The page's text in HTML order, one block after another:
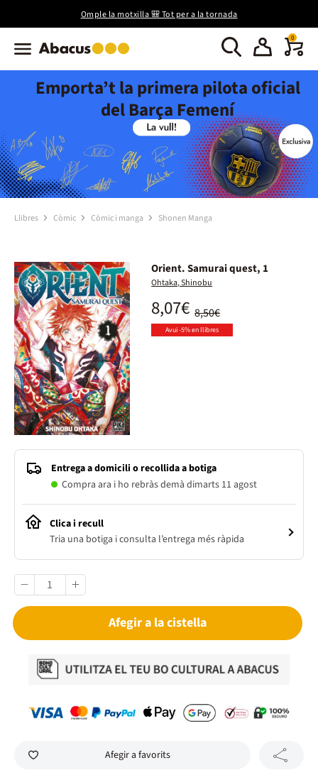
Omple la motxilla 🎒 Tot per a la tornada
0
Emporta’t la primera pilota oficial
del Barça Femení
Llibres Còmic Còmic i manga Shonen Manga
Orient. Samurai quest, 1
Ohtaka, Shinobu
8,50€
8,07€
Avui -5% en llibres
Entrega a domicili o recollida a botiga
Compra ara i ho rebràs demà dimarts 11 agost
Clica i recull
Tria una botiga i consulta l’entrega més ràpida
Afegir a la cistella
Afegir a favorits